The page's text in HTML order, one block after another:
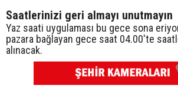
Saatlerinizi geri almayı unutmayın
Yaz saati uygulaması bu gece sona
pazara bağlayan gece saat 04.00'te
alınacak.